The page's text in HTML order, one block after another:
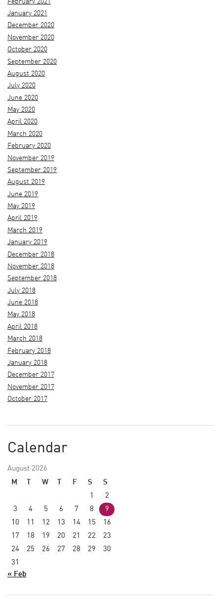
February 2021
January 2021
December 2020
November 2020
October 2020
September 2020
August 2020
July 2020
June 2020
May 2020
April 2020
March 2020
February 2020
November 2019
September 2019
August 2019
June 2019
May 2019
April 2019
March 2019
January 2019
December 2018
November 2018
September 2018
July 2018
June 2018
May 2018
April 2018
March 2018
February 2018
January 2018
December 2017
November 2017
October 2017
Calendar
August 2026
M
W F S
S
1
2
3
4 5 6 7 8
9
10
11 12 13 14 15
16
17
18 19 20 21 22
23
24
25 26 27 28 29
30
31
« Feb